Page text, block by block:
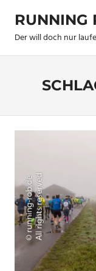
Inhalt
springen
RUNNING
Der will doch nur